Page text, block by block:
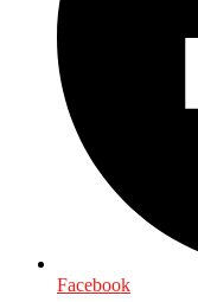
Facebook